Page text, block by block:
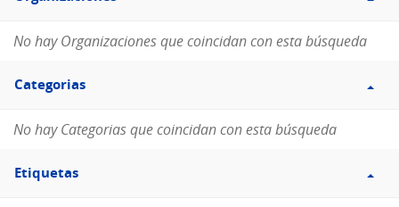
Organizaciones
No hay Organizaciones que coincidan con esta búsqueda
Filtro
Categorias
Categorias
No hay Categorias que coincidan con esta búsqueda
Filtro
Etiquetas
Etiquetas